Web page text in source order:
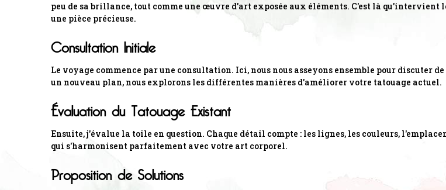
peu de sa brillance, tout comme une œuvre d'art exposée aux éléments. C'est là qu'intervient
une pièce précieuse.
Consultation Initiale
Le voyage commence par une consultation. Ici, nous nous asseyons ensemble pour discuter
un nouveau plan, nous explorons les différentes manières d'améliorer votre tatouage actuel.
Évaluation du Tatouage Existant
Ensuite, j'évalue la toile en question. Chaque détail compte : les lignes, les couleurs,
qui s'harmonisent parfaitement avec votre art corporel.
Proposition de Solutions